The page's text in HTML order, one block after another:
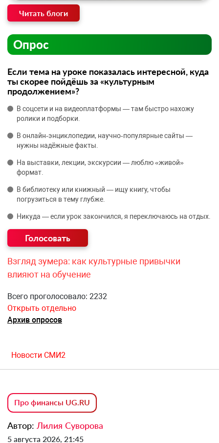
Читать блоги
Опрос
Если тема на уроке показалась интересной, куда
ты скорее пойдёшь за «культурным
продолжением»?
В соцсети и на видеоплатформы — там быстро нахожу
ролики и подборки.
В онлайн‑энциклопедии, научно‑популярные сайты —
нужны надёжные факты.
На выставки, лекции, экскурсии — люблю «живой»
формат.
В библиотеку или книжный — ищу книгу, чтобы
погрузиться в тему глубже.
Никуда — если урок закончился, я переключаюсь на отдых.
Взгляд зумера: как культурные привычки
влияют на обучение
Всего проголосовало: 2232
Открыть отдельно
Архив опросов
Новости СМИ2
Про финансы UG.RU
Автор: Лилия Суворова
5 августа 2026, 21:45